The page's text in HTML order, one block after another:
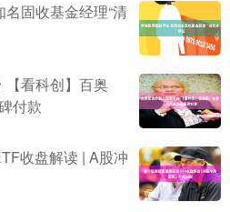
固收基金经理“清
【看科创】百奥
付款
收盘解读 | A股冲